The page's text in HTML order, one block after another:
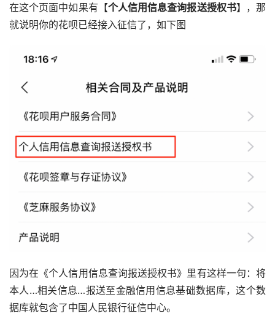
在这个页面中如果有【个人信用信息查询报送授权书】，那
就说明你的花呗已经接入征信了，如下图
因为在《个人信用信息查询报送授权书》里有这样一句：将
本人…相关信息…报送至金融信用信息基础数据库，这个数
据库就包含了中国人民银行征信中心。